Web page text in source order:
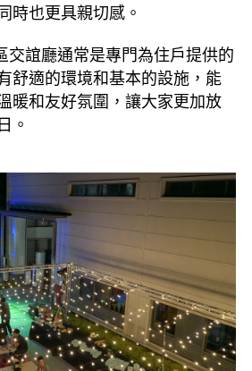
時也更具親切感。
交誼廳通常是專門為住戶提供的
舒適的環境和基本的設施，能
暖和友好氛圍，讓大家更加放
。